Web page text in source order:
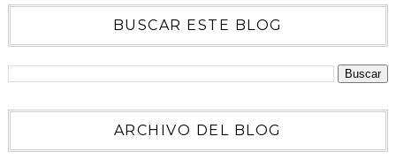
BUSCAR ESTE BLOG
ARCHIVO DEL BLOG